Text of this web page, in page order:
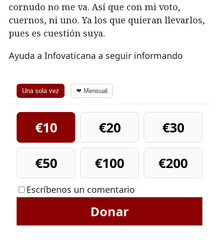
cornudo no me va. Así que con mi voto,
cuernos, ni uno. Ya los que quieran llevarlos,
pues es cuestión suya.
Ayuda a Infovaticana a seguir informando
Una sola vez ❤ Mensual
€10 €20
€30
€50
€100 €200
Escríbenos un comentario
Donar